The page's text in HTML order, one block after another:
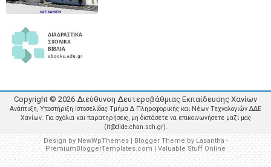
Copyright © 2026 Διεύθυνση Δευτεροβάθμιας Εκπαίδευσης Χανίων
Ανάπτυξη, Υποστήριξη Ιστοσελίδας Τμήμα Δ Πληροφορικής και Νέων Τεχνολογιών ΔΔΕ
Χανίων. Για σχόλια και παρατηρήσεις, μη διστάσετε να επικοινωνήσετε μαζί μας
(it@dide.chan.sch.gr).
Design byNewWpThemes| Blogger Theme byLasantha -
PremiumBloggerTemplates.com |Valuable Stuff Online